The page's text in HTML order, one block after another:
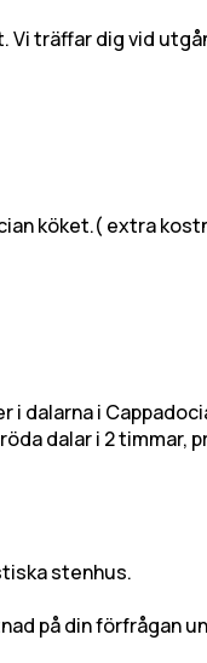
träffar dig vid
köket.( extra
dalarna i
dalar i 2 timmar,
stenhus.
på din förfrågan